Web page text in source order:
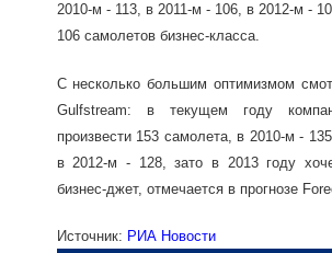
2010-м - 113, в 2011-м - 106, в 2012-м -
106 самолетов бизнес-класса.
С несколько большим оптимизмом
Gulfstream: в текущем году
произвести 153 самолета, в 2010-м -
в 2012-м - 128, зато в 2013 году
бизнес-джет, отмечается в прогнозе
Источник: РИА Новости